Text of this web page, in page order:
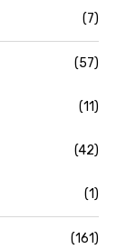
(7)
(57)
(11)
(42)
(1)
(161)